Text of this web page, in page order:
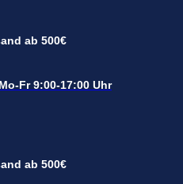
ab 500€
Fr 9:00-17:00 Uhr
ab 500€